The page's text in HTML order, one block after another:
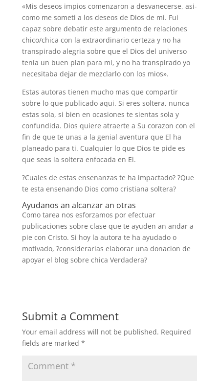
«Mis deseos impios comenzaron a desvanecerse, asi­
como me someti a los deseos de Dios de mi. Fui
capaz sobre debatir este argumento de relaciones
chico/chica con la extraordinario certeza y no ha
transpirado alegria sobre que el Dios del universo
tenia un buen plan para mi, y no ha transpirado yo
necesitaba dejar de mezclarlo con los mios».
Estas autoras tienen mucho mas que compartir
sobre lo que publicado aqui. Si eres soltera, nunca
estas sola, si bien en ocasiones te sientas sola y
confundida. Dios quiere atraerte a Su corazon con el
fin de que te unas a la genial aventura que El ha
planeado para ti. Cualquier lo que Dios te pide es
que seas la soltera enfocada en El.
?Cuales de estas ensenanzas te ha impactado? ?Que
te esta ensenando Dios como cristiana soltera?
Ayudanos an alcanzar an otras
Como tarea nos esforzamos por efectuar
publicaciones sobre clase que te ayuden an andar a
pie con Cristo. Si hoy la autora te ha ayudado o
motivado, ?considerarias elaborar una donacion de
apoyar el blog sobre chica Verdadera?
Submit a Comment
Your email address will not be published. Required
fields are marked *